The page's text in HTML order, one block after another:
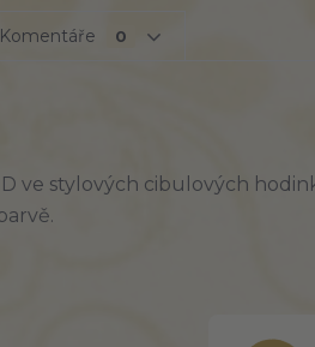
Komentáře 0
ve stylových cibulových